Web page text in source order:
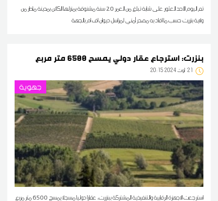
تم اليوم الأحد العثور على شابة تبلغ من العمر 20 سنة مشنوقة بمنزلها الكائن بمدينة ماطر من
ولاية بنزرت حسب ما افاد به مصدر أمني لمراسل ديوان اف ام بالجهة
بنزرت: استرجاع عقار دولي يمسح 6500 متر مربع
21 20:15 2024 أوت
جهوية
استرجعت الاجهزة الرقابية والتنفيذية المشتركة ببنزرت، عقارا دوليا مسجلا يمسح 6500 متر مربع